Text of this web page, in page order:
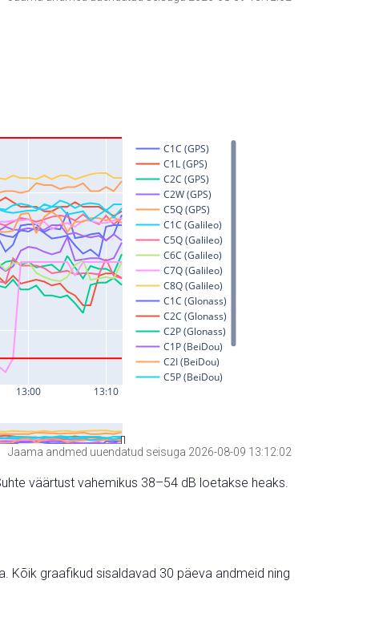
Jaama andmed uuendatud seisuga 2026-08-09 13:12:02
väärtust vahemikus 38–54 dB loetakse heaks.
Kõik graafikud sisaldavad 30 päeva andmeid ning